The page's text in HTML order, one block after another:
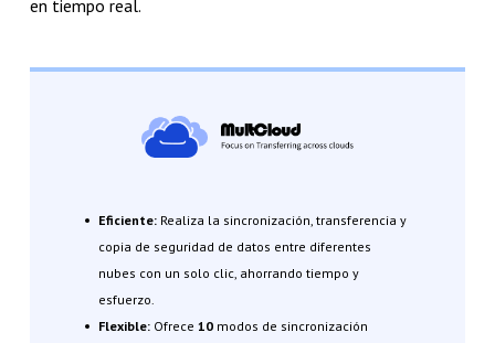
en tiempo real.
Eficiente:Realiza la sincronización, transferencia y
copia de seguridad de datos entre diferentes
nubes con un solo clic, ahorrando tiempo y
esfuerzo.
Flexible:Ofrece 10modos de sincronización